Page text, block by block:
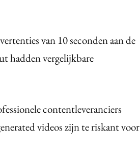
van 10 seconden aan de
hadden vergelijkbare
contentleveranciers
videos zijn te riskant voor